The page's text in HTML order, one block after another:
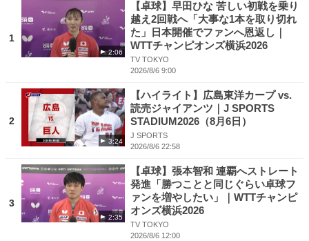
1
2:06
【卓球】早田ひな 苦しい初戦を乗り
越え2回戦へ「大事な1本を取り切れ
た」日本開催でファンへ恩返し｜
WTTチャンピオンズ横浜2026
TV TOKYO
2026/8/6 9:00
2
3:24
【ハイライト】広島東洋カープ vs.
読売ジャイアンツ｜J SPORTS
STADIUM2026（8月6日）
J SPORTS
2026/8/6 22:58
3
2:35
【卓球】張本智和 連覇へストレート
発進「勝つことと同じぐらい卓球フ
ァンを増やしたい」｜WTTチャンピ
オンズ横浜2026
TV TOKYO
2026/8/6 12:00